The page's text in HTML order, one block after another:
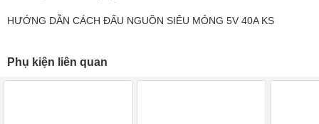
HƯỚNG DẪN CÁCH ĐẤU NGUỒN SIÊU MỎNG 5V 40A KS
Phụ kiện liên quan